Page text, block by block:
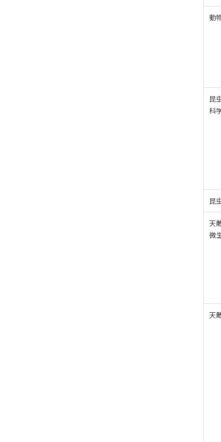
動
昆
科
昆
天
微
天